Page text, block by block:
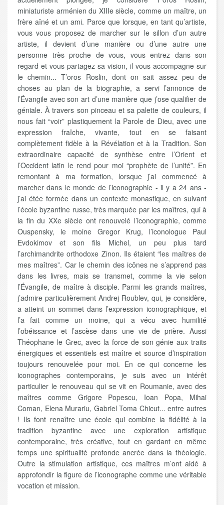
miniaturiste arménien du XIIIe siècle, comme un maître, un
frère aîné et un ami. Parce que lorsque, en tant qu’artiste,
vous vous proposez de marcher sur le sillon d’un autre
artiste, il devient d’une manière ou d’une autre une
personne très proche de vous, vous entrez dans son
regard et vous partagez sa vision, il vous accompagne sur
le chemin... T’oros Roslin, dont on sait assez peu de
choses au plan de la biographie, a servi l’annonce de
l’Évangile avec son art d’une manière que j’ose qualifier de
géniale. À travers son pinceau et sa palette de couleurs, il
nous fait “voir” plastiquement la Parole de Dieu, avec une
expression fraîche, vivante, tout en se faisant
complètement fidèle à la Révélation et à la Tradition. Son
extraordinaire capacité de synthèse entre l’Orient et
l’Occident latin le rend pour moi “prophète de l’unité”. En
remontant à ma formation, lorsque j’ai commencé à
marcher dans le monde de l’iconographie - il y a 24 ans -
j’ai étée formée dans un contexte monastique, en suivant
l’école byzantine russe, très marquée par les maîtres, qui à
la fin du XXe siècle ont renouvelé l’iconographie, comme
Ouspensky, le moine Gregor Krug, l’iconologue Paul
Evdokimov et son fils Michel, un peu plus tard
l’archimandrite orthodoxe Zinon. Ils étaient “les maîtres de
mes maîtres”. Car le chemin des icônes ne s’apprend pas
dans les livres, mais se transmet, comme la vie selon
l’Évangile, de maître à disciple. Parmi les grands maîtres,
j’admire particulièrement Andrej Roublev, qui, je considère,
a atteint un sommet dans l’expression iconographique, et
l’a fait comme un moine, qui a vécu avec humilité
l’obéissance et l’ascèse dans une vie de prière. Aussi
Théophane le Grec, avec la force de son génie aux traits
énergiques et essentiels est maître et source d’inspiration
toujours renouvelée pour moi. En ce qui concerne les
iconographes contemporains, je suis avec un intérêt
particulier le renouveau qui se vit en Roumanie, avec des
maîtres comme Grigore Popescu, Ioan Popa, Mihai
Coman, Elena Murariu, Gabriel Toma Chicut... entre autres
! Ils font renaître une école qui combine la fidélité à la
tradition byzantine avec une exploration artistique
contemporaine, très créative, tout en gardant en même
temps une spiritualité profonde ancrée dans la théologie.
Outre la stimulation artistique, ces maîtres m’ont aidé à
approfondir la figure de l’iconographe comme une véritable
vocation et mission.